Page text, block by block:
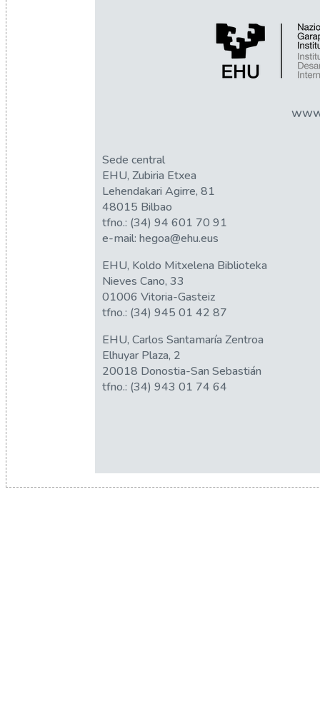
Sede central
EHU, Zubiria Etxea
Lehendakari Agirre, 81
48015 Bilbao
tfno.: (34) 94 601 70 91
e-mail: hegoa@ehu.eus
EHU, Koldo Mitxelena Biblioteka
Nieves Cano, 33
01006 Vitoria-Gasteiz
tfno.: (34) 945 01 42 87
EHU, Carlos Santamaría Zentroa
Elhuyar Plaza, 2
20018 Donostia-San Sebastián
tfno.: (34) 943 01 74 64